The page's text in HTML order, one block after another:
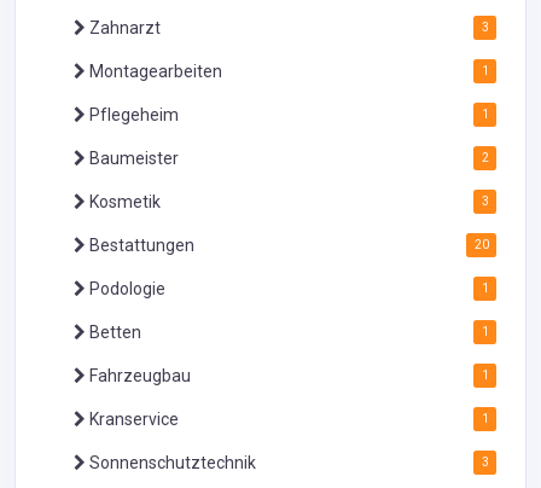
Zahnarzt 3
Montagearbeiten 1
Pflegeheim 1
Baumeister 2
Kosmetik 3
Bestattungen 20
Podologie 1
Betten 1
Fahrzeugbau 1
Kranservice 1
Sonnenschutztechnik 3